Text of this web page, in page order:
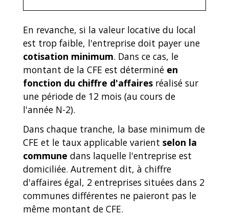
En revanche, si la valeur locative du local
est trop faible, l'entreprise doit payer une
cotisation minimum. Dans ce cas, le
montant de la CFE est déterminé en
fonction du chiffre d'affaires réalisé sur
une période de 12 mois (au cours de
l'année N-2).
Dans chaque tranche, la base minimum de
CFE et le taux applicable varient selon la
commune dans laquelle l'entreprise est
domiciliée. Autrement dit, à chiffre
d'affaires égal, 2 entreprises situées dans 2
communes différentes ne paieront pas le
même montant de CFE.